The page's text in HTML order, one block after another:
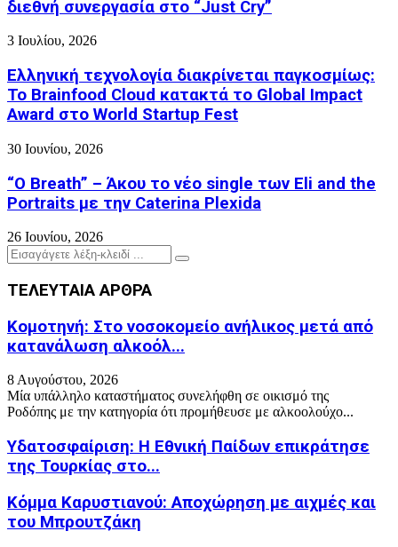
διεθνή συνεργασία στο “Just Cry”
3 Ιουλίου, 2026
Ελληνική τεχνολογία διακρίνεται παγκοσμίως:
Το Brainfood Cloud κατακτά το Global Impact
Award στο World Startup Fest
30 Ιουνίου, 2026
“O Breath” – Άκου το νέο single των Eli and the
Portraits με την Caterina Plexida
26 Ιουνίου, 2026
Search
for:
Search
ΤΕΛΕΥΤΑΙΑ ΑΡΘΡΑ
Κομοτηνή: Στο νοσοκομείο ανήλικος μετά από
κατανάλωση αλκοόλ...
8 Αυγούστου, 2026
Μία υπάλληλο καταστήματος συνελήφθη σε οικισμό της
Ροδόπης με την κατηγορία ότι προμήθευσε με αλκοολούχο...
Υδατοσφαίριση: Η Εθνική Παίδων επικράτησε
της Τουρκίας στο...
Κόμμα Καρυστιανού: Αποχώρηση με αιχμές και
του Μπρουτζάκη